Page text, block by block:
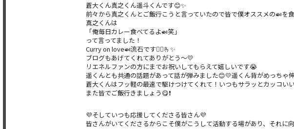
蒼大くん真之くん遥斗くんです😊✨
前々から真之くんとご飯行こうと言っていたので皆で僕オススメの🍛を
真之くんは
「俺毎日カレー食べてるよ🍛笑」
って言ってました！
Curry on love🍛流石です👳‍♀️🫰✨
ブログもあげてくれてありがとう〜💛
リエネルファンの方にまでお祝いしてもらえて嬉しいです😭
遥くんとも共通の話題があって話が弾みました😊💛遥くん背がめっちゃ
蒼大くんはフッ軽の最速で駆けつけてくれて！いつもサラッとカッコ
また皆でご飯行きましょう😋❗️
💜そしていつも応援してくださる皆さん💜
皆さんがいてくださるからこそ僕がこうして活動する場があり、それに